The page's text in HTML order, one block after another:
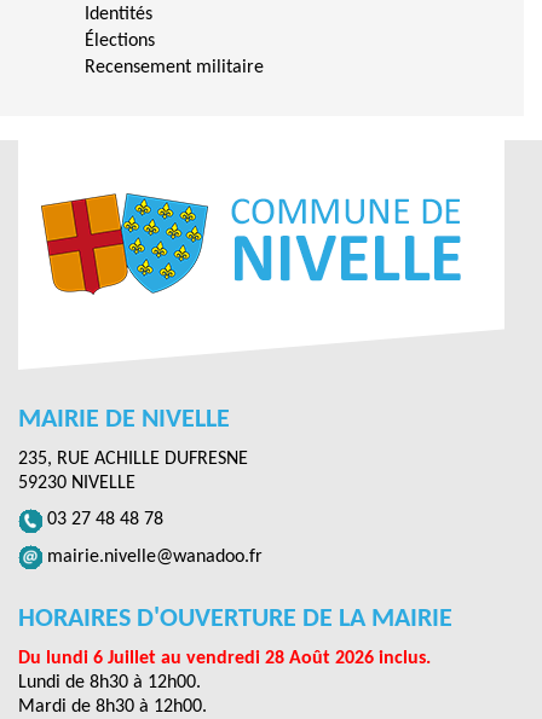
Identités
Élections
Recensement militaire
MAIRIE DE NIVELLE
235, RUE ACHILLE DUFRESNE
59230 NIVELLE
03 27 48 48 78
mairie.nivelle@wanadoo.fr
HORAIRES D'OUVERTURE DE LA MAIRIE
Du lundi 6 Juillet au vendredi 28 Août 2026 inclus.
Lundi de 8h30 à 12h00.
Mardi de 8h30 à 12h00.